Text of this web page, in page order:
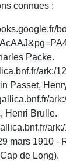
connues :
Packe.
ark:/
Passet,
Henri Brulle.
mars 1910 -
de Long).